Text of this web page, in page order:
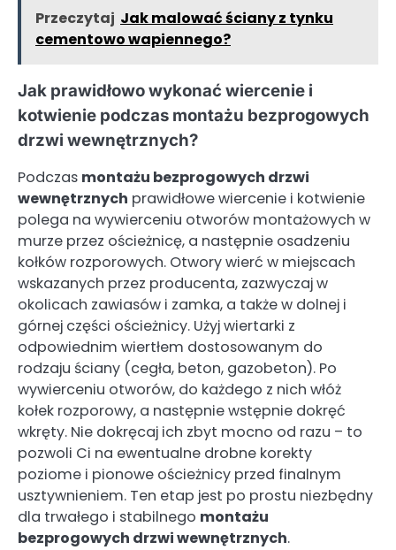
Przeczytaj Jak malować ściany z tynku
cementowo wapiennego?
Jak prawidłowo wykonać wiercenie i
kotwienie podczas montażu bezprogowych
drzwi wewnętrznych?
Podczas montażu bezprogowych drzwi
wewnętrznych prawidłowe wiercenie i kotwienie
polega na wywierceniu otworów montażowych w
murze przez ościeżnicę, a następnie osadzeniu
kołków rozporowych. Otwory wierć w miejscach
wskazanych przez producenta, zazwyczaj w
okolicach zawiasów i zamka, a także w dolnej i
górnej części ościeżnicy. Użyj wiertarki z
odpowiednim wiertłem dostosowanym do
rodzaju ściany (cegła, beton, gazobeton). Po
wywierceniu otworów, do każdego z nich włóż
kołek rozporowy, a następnie wstępnie dokręć
wkręty. Nie dokręcaj ich zbyt mocno od razu – to
pozwoli Ci na ewentualne drobne korekty
poziome i pionowe ościeżnicy przed finalnym
usztywnieniem. Ten etap jest po prostu niezbędny
dla trwałego i stabilnego montażu
bezprogowych drzwi wewnętrznych.